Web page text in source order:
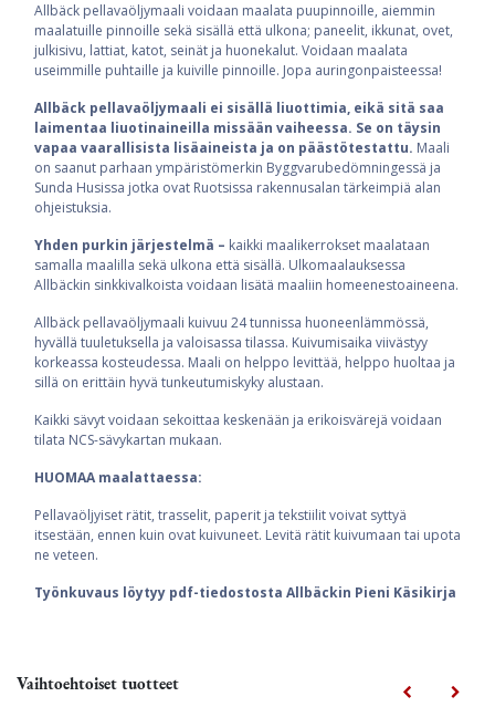
Allbäck pellavaöljymaali voidaan maalata puupinnoille, aiemmin
maalatuille pinnoille sekä sisällä että ulkona; paneelit, ikkunat, ovet,
julkisivu, lattiat, katot, seinät ja huonekalut. Voidaan maalata
useimmille puhtaille ja kuiville pinnoille. Jopa auringonpaisteessa!
Allbäck pellavaöljymaali ei sisällä liuottimia, eikä sitä saa
laimentaa liuotinaineilla missään vaiheessa. Se on täysin
vapaa vaarallisista lisäaineista ja on päästötestattu. Maali
on saanut parhaan ympäristömerkin Byggvarubedömningessä ja
Sunda Husissa jotka ovat Ruotsissa rakennusalan tärkeimpiä alan
ohjeistuksia.
Yhden purkin järjestelmä – kaikki maalikerrokset maalataan
samalla maalilla sekä ulkona että sisällä. Ulkomaalauksessa
Allbäckin sinkkivalkoista voidaan lisätä maaliin homeenestoaineena.
Allbäck pellavaöljymaali kuivuu 24 tunnissa huoneenlämmössä,
hyvällä tuuletuksella ja valoisassa tilassa. Kuivumisaika viivästyy
korkeassa kosteudessa. Maali on helppo levittää, helppo huoltaa ja
sillä on erittäin hyvä tunkeutumiskyky alustaan.
Kaikki sävyt voidaan sekoittaa keskenään ja erikoisvärejä voidaan
tilata NCS-sävykartan mukaan.
HUOMAA maalattaessa:
Pellavaöljyiset rätit, trasselit, paperit ja tekstiilit voivat syttyä
itsestään, ennen kuin ovat kuivuneet. Levitä rätit kuivumaan tai upota
ne veteen.
Työnkuvaus löytyy pdf-tiedostosta Allbäckin Pieni Käsikirja
Vaihtoehtoiset tuotteet